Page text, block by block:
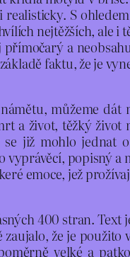
realisticky. S
nejtěžších, ale i
a
faktu, že je
můžeme
a život, těžký život
již mohlo jednat
vyprávěcí, popisný a
emoce, jež
400 stran. Text
zaujalo, že je
velké a